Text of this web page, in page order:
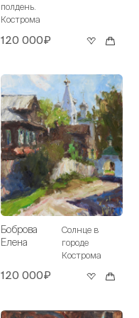
полдень.
Кострома
120 000₽
Боброва
Елена
Солнце в
городе
Кострома
120 000₽